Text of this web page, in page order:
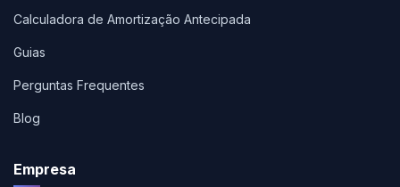
Calculadora de Amortização Antecipada
Guias
Perguntas Frequentes
Blog
Empresa